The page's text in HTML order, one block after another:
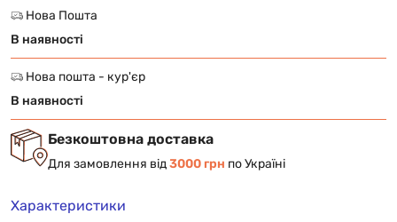
Нова Пошта
В наявності
Нова пошта - кур'єр
В наявності
Безкоштовна доставка
Для замовлення від3000 грн по Україні
Характеристики